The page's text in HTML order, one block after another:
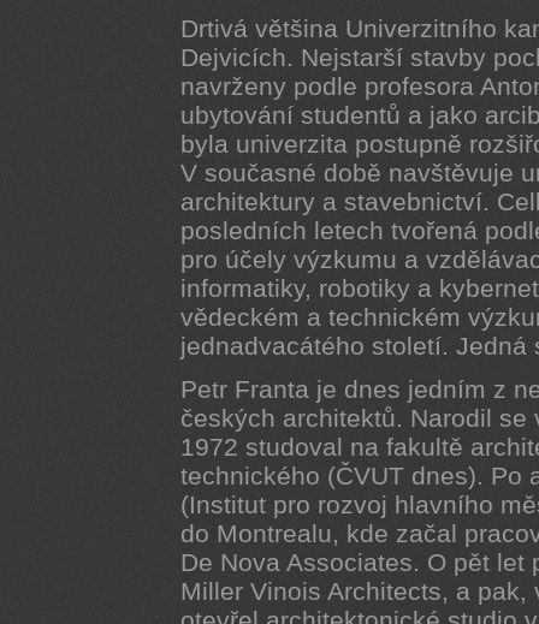
Drtivá většina Univerzitního
Dejvicích. Nejstarší stavby
navrženy podle profesora
ubytování studentů a jako
byla univerzita postupně
V současné době navštěvuje
architektury a stavebnictví.
posledních letech tvořená
pro účely výzkumu a
informatiky, robotiky a
vědeckém a technickém
jednadvacátého století. Jedná
Petr Franta je dnes jedním z
českých architektů. Narodil
1972 studoval na fakultě
technického (ČVUT dnes). Po
(Institut pro rozvoj hlavního
do Montrealu, kde začal
De Nova Associates. O pět
Miller Vinois Architects, a